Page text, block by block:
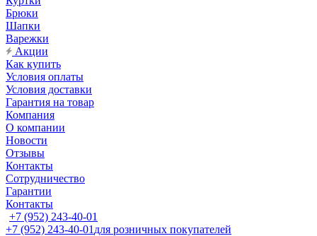
Брюки
Шапки
Варежки
Акции
Как купить
Условия оплаты
Условия доставки
Гарантия на товар
Компания
О компании
Новости
Отзывы
Контакты
Сотрудничество
Гарантии
Контакты
+7 (952) 243-40-01
+7 (952) 243-40-01 для розничных покупателей